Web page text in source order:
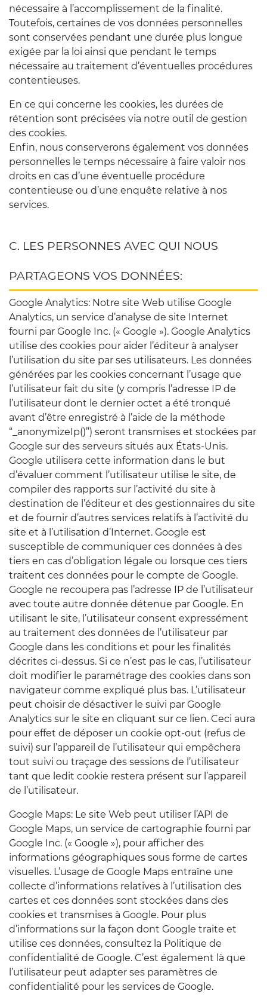
nécessaire à l’accomplissement de la finalité.
Toutefois, certaines de vos données personnelles
sont conservées pendant une durée plus longue
exigée par la loi ainsi que pendant le temps
nécessaire au traitement d’éventuelles procédures
contentieuses.
En ce qui concerne les cookies, les durées de
rétention sont précisées via notre outil de gestion
des cookies.
Enfin, nous conserverons également vos données
personnelles le temps nécessaire à faire valoir nos
droits en cas d’une éventuelle procédure
contentieuse ou d’une enquête relative à nos
services.
C. LES PERSONNES AVEC QUI NOUS
PARTAGEONS VOS DONNÉES:
Google Analytics: Notre site Web utilise Google
Analytics, un service d’analyse de site Internet
fourni par Google Inc. (« Google »). Google Analytics
utilise des cookies pour aider l’éditeur à analyser
l’utilisation du site par ses utilisateurs. Les données
générées par les cookies concernant l’usage que
l’utilisateur fait du site (y compris l’adresse IP de
l’utilisateur dont le dernier octet a été tronqué
avant d’être enregistré à l’aide de la méthode
“_anonymizeIp()”) seront transmises et stockées par
Google sur des serveurs situés aux États-Unis.
Google utilisera cette information dans le but
d’évaluer comment l’utilisateur utilise le site, de
compiler des rapports sur l’activité du site à
destination de l’éditeur et des gestionnaires du site
et de fournir d’autres services relatifs à l’activité du
site et à l’utilisation d’Internet. Google est
susceptible de communiquer ces données à des
tiers en cas d’obligation légale ou lorsque ces tiers
traitent ces données pour le compte de Google.
Google ne recoupera pas l’adresse IP de l’utilisateur
avec toute autre donnée détenue par Google. En
utilisant le site, l’utilisateur consent expressément
au traitement des données de l’utilisateur par
Google dans les conditions et pour les finalités
décrites ci-dessus. Si ce n’est pas le cas, l’utilisateur
doit modifier le paramétrage des cookies dans son
navigateur comme expliqué plus bas. L’utilisateur
peut choisir de désactiver le suivi par Google
Analytics sur le site en cliquant sur ce lien. Ceci aura
pour effet de déposer un cookie opt-out (refus de
suivi) sur l’appareil de l’utilisateur qui empêchera
tout suivi ou traçage des sessions de l’utilisateur
tant que ledit cookie restera présent sur l’appareil
de l’utilisateur.
Google Maps: Le site Web peut utiliser l’API de
Google Maps, un service de cartographie fourni par
Google Inc. (« Google »), pour afficher des
informations géographiques sous forme de cartes
visuelles. L’usage de Google Maps entraîne une
collecte d’informations relatives à l’utilisation des
cartes et ces données sont stockées dans des
cookies et transmises à Google. Pour plus
d’informations sur la façon dont Google traite et
utilise ces données, consultez la Politique de
confidentialité de Google. C’est également là que
l’utilisateur peut adapter ses paramètres de
confidentialité pour les services de Google.